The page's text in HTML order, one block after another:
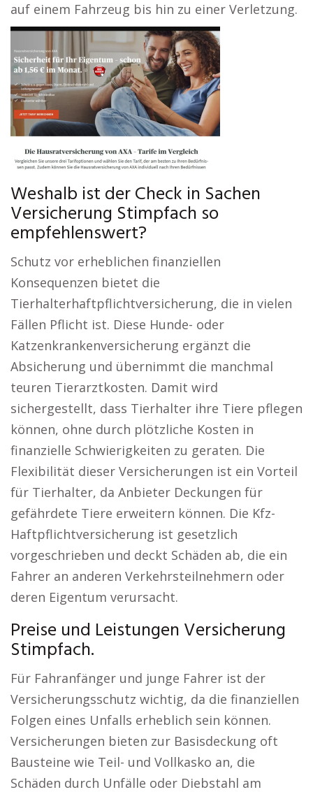
auf einem Fahrzeug bis hin zu einer Verletzung.
Weshalb ist der Check in Sachen
Versicherung Stimpfach so
empfehlenswert?
Schutz vor erheblichen finanziellen
Konsequenzen bietet die
Tierhalterhaftpflichtversicherung, die in vielen
Fällen Pflicht ist. Diese Hunde- oder
Katzenkrankenversicherung ergänzt die
Absicherung und übernimmt die manchmal
teuren Tierarztkosten. Damit wird
sichergestellt, dass Tierhalter ihre Tiere pflegen
können, ohne durch plötzliche Kosten in
finanzielle Schwierigkeiten zu geraten. Die
Flexibilität dieser Versicherungen ist ein Vorteil
für Tierhalter, da Anbieter Deckungen für
gefährdete Tiere erweitern können. Die Kfz-
Haftpflichtversicherung ist gesetzlich
vorgeschrieben und deckt Schäden ab, die ein
Fahrer an anderen Verkehrsteilnehmern oder
deren Eigentum verursacht.
Preise und Leistungen Versicherung
Stimpfach.
Für Fahranfänger und junge Fahrer ist der
Versicherungsschutz wichtig, da die finanziellen
Folgen eines Unfalls erheblich sein können.
Versicherungen bieten zur Basisdeckung oft
Bausteine wie Teil- und Vollkasko an, die
Schäden durch Unfälle oder Diebstahl am